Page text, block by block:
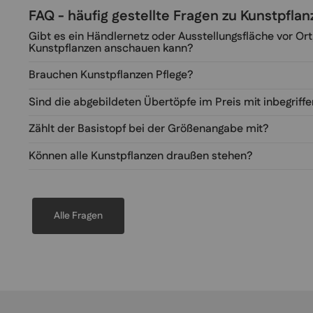
FAQ - häufig gestellte Fragen zu
Gibt es ein Händlernetz oder Ausstellungsfläche vor
Kunstpflanzen anschauen kann?
Brauchen Kunstpflanzen Pflege?
Sind die abgebildeten Übertöpfe im Preis mit
Zählt der Basistopf bei der Größenangabe mit?
Können alle Kunstpflanzen draußen stehen?
Alle Fragen